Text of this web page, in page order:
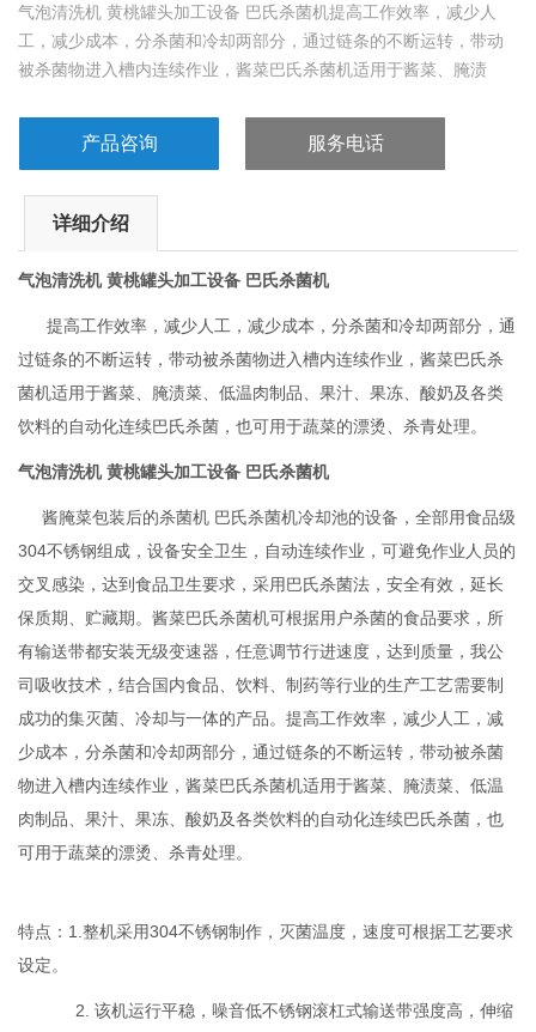
气泡清洗机 黄桃罐头加工设备 巴氏杀菌机提高工作效率，减少人
工，减少成本，分杀菌和冷却两部分，通过链条的不断运转，带动
被杀菌物进入槽内连续作业，酱菜巴氏杀菌机适用于酱菜、腌渍
产品咨询 服务电话
详细介绍
气泡清洗机 黄桃罐头加工设备 巴氏杀菌机
提高工作效率，减少人工，减少成本，分杀菌和冷却两部分，通
过链条的不断运转，带动被杀菌物进入槽内连续作业，酱菜巴氏杀
菌机适用于酱菜、腌渍菜、低温肉制品、果汁、果冻、酸奶及各类
饮料的自动化连续巴氏杀菌，也可用于蔬菜的漂烫、杀青处理。
气泡清洗机 黄桃罐头加工设备 巴氏杀菌机
酱腌菜包装后的杀菌机 巴氏杀菌机冷却池的设备，全部用食品级
304不锈钢组成，设备安全卫生，自动连续作业，可避免作业人员的
交叉感染，达到食品卫生要求，采用巴氏杀菌法，安全有效，延长
保质期、贮藏期。酱菜巴氏杀菌机可根据用户杀菌的食品要求，所
有输送带都安装无级变速器，任意调节行进速度，达到质量，我公
司吸收技术，结合国内食品、饮料、制药等行业的生产工艺需要制
成功的集灭菌、冷却与一体的产品。提高工作效率，减少人工，减
少成本，分杀菌和冷却两部分，通过链条的不断运转，带动被杀菌
物进入槽内连续作业，酱菜巴氏杀菌机适用于酱菜、腌渍菜、低温
肉制品、果汁、果冻、酸奶及各类饮料的自动化连续巴氏杀菌，也
可用于蔬菜的漂烫、杀青处理。
特点：1.整机采用304不锈钢制作，灭菌温度，速度可根据工艺要求
设定。
2. 该机运行平稳，噪音低不锈钢滚杠式输送带强度高，伸缩